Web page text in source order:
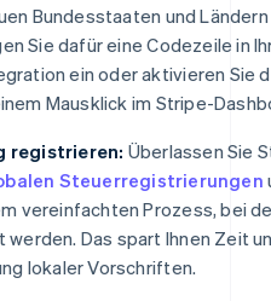
Bundesstaaten und Ländern
Sie dafür eine Codezeile in
ein oder aktivieren Sie
Mausklick im Stripe-
registrieren: Überlassen Sie
Steuerregistrierungen
vereinfachten Prozess, bei
Das spart Ihnen Zeit
lokaler Vorschriften.